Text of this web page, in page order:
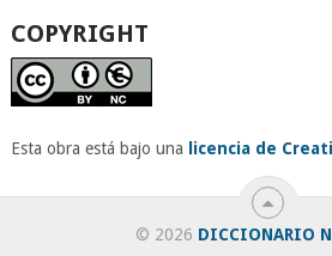
COPYRIGHT
Esta obra está bajo una licencia de
© 2026 DICCIONARIO